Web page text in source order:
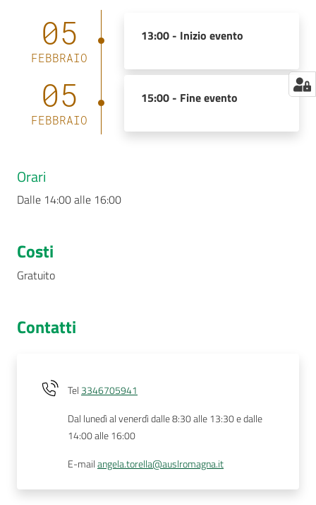
05
FEBBRAIO
13:00 - Inizio evento
05
FEBBRAIO
15:00 - Fine evento
Orari
Dalle 14:00 alle 16:00
Costi
Gratuito
Contatti
Tel 3346705941
Dal lunedì al venerdì dalle 8:30 alle 13:30 e dalle
14:00 alle 16:00
E-mailangela.torella@auslromagna.it